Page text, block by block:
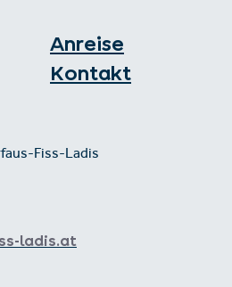
Anreise
Kontakt
Fiss-Ladis
ladis.at